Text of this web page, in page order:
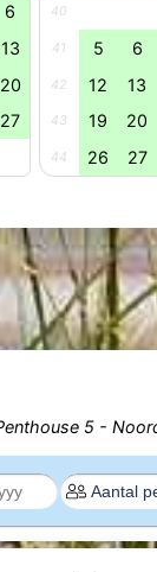
6
13
20
27
40
41 5 6
42 12 13
43 19 20
44 26 27
5 -